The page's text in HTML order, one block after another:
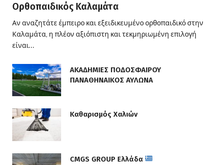
Ορθοπαιδικός Καλαμάτα
Αν αναζητάτε έμπειρο και εξειδικευμένο ορθοπαιδικό στην
Καλαμάτα, η πλέον αξιόπιστη και τεκμηριωμένη επιλογή
είναι…
ΑΚΑΔΗΜΙΕΣ ΠΟΔΟΣΦΑΙΡΟΥ
ΠΑΝΑΘΗΝΑΙΚΟΣ ΑΥΛΩΝΑ
Καθαρισμός Χαλιών
CMGS GROUP Ελλάδα